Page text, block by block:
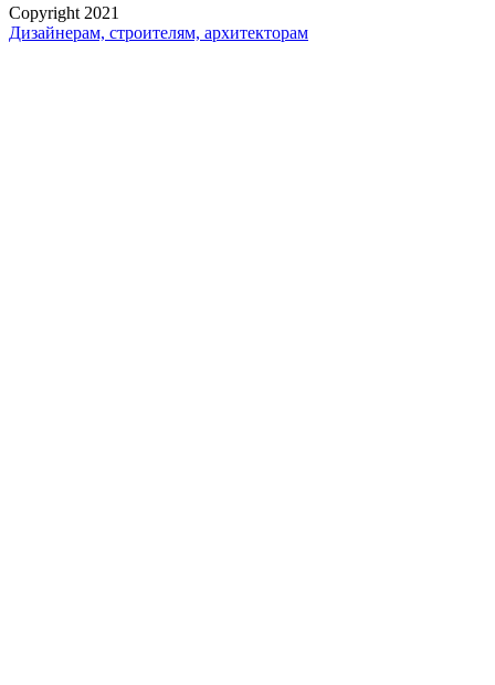
Copyright 2021
Дизайнерам, строителям, архитекторам